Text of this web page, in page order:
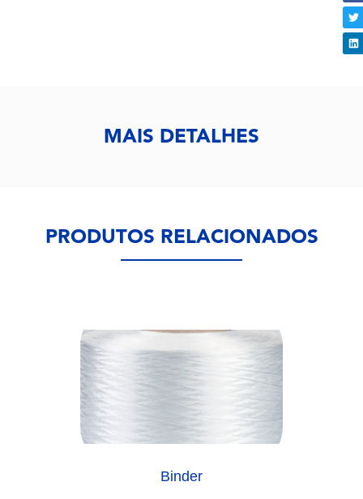
MAIS DETALHES
PRODUTOS RELACIONADOS
Binder